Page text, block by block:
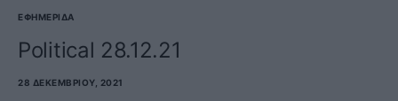
ΕΦΗΜΕΡΊΔΑ
Political 28.12.21
28 ΔΕΚΕΜΒΡΊΟΥ, 2021